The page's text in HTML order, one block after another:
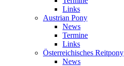
Links
Austrian Pony
News
Termine
Links
Österreichisches Reitpony
News